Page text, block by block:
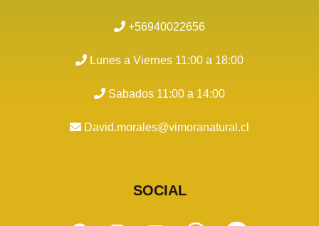
+56940022656
Lunes a Viernes 11:00 a 18:00
Sabados 11:00 a 14:00
David.morales@vimoranatural.cl
SOCIAL